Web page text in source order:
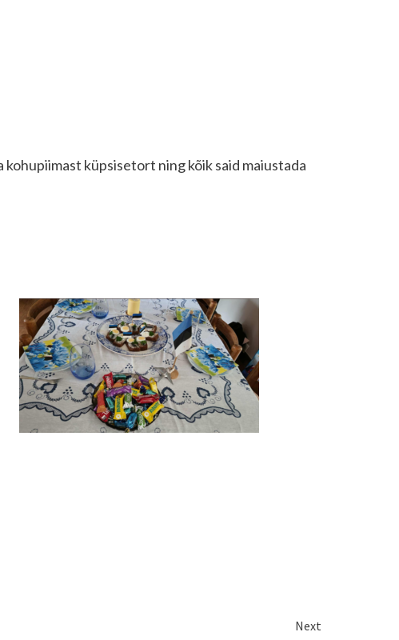
küpsisetort ning kõik said maiustada
Next